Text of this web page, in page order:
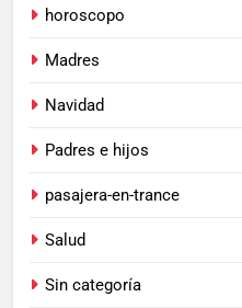
horoscopo
Madres
Navidad
Padres e hijos
pasajera-en-trance
Salud
Sin categoría